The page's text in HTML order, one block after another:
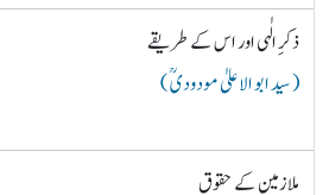
ذکرِ الٰہی اور اس کے طریقے
( سید ابو الاعلیٰ مودودیؒ )
ملازمین کے حقوق